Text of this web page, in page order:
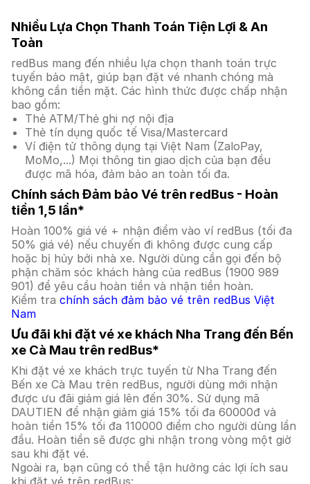
Nhiều Lựa Chọn Thanh Toán Tiện Lợi & An
Toàn
redBus mang đến nhiều lựa chọn thanh toán trực
tuyến bảo mật, giúp bạn đặt vé nhanh chóng mà
không cần tiền mặt. Các hình thức được chấp nhận
bao gồm:
Thẻ ATM/Thẻ ghi nợ nội địa
Thẻ tín dụng quốc tế Visa/Mastercard
Ví điện tử thông dụng tại Việt Nam (ZaloPay,
MoMo,...) Mọi thông tin giao dịch của bạn đều
được mã hóa, đảm bảo an toàn tối đa.
Chính sách Đảm bảo Vé trên redBus - Hoàn
tiền 1,5 lần*
Hoàn 100% giá vé + nhận điểm vào ví redBus (tối đa
50% giá vé) nếu chuyến đi không được cung cấp
hoặc bị hủy bởi nhà xe. Người dùng cần gọi đến bộ
phận chăm sóc khách hàng của redBus (1900 989
901) để yêu cầu hoàn tiền và nhận tiền hoàn.
Kiểm tra chính sách đảm bảo vé trên redBus Việt
Nam
Ưu đãi khi đặt vé xe khách Nha Trang đến Bến
xe Cà Mau trên redBus*
Khi đặt vé xe khách trực tuyến từ Nha Trang đến
Bến xe Cà Mau trên redBus, người dùng mới nhận
được ưu đãi giảm giá lên đến 30%. Sử dụng mã
DAUTIEN để nhận giảm giá 15% tối đa 60000đ và
hoàn tiền 15% tối đa 110000 điểm cho người dùng lần
đầu. Hoàn tiền sẽ được ghi nhận trong vòng một giờ
sau khi đặt vé.
Ngoài ra, bạn cũng có thể tận hưởng các lợi ích sau
khi đặt vé trên redBus: